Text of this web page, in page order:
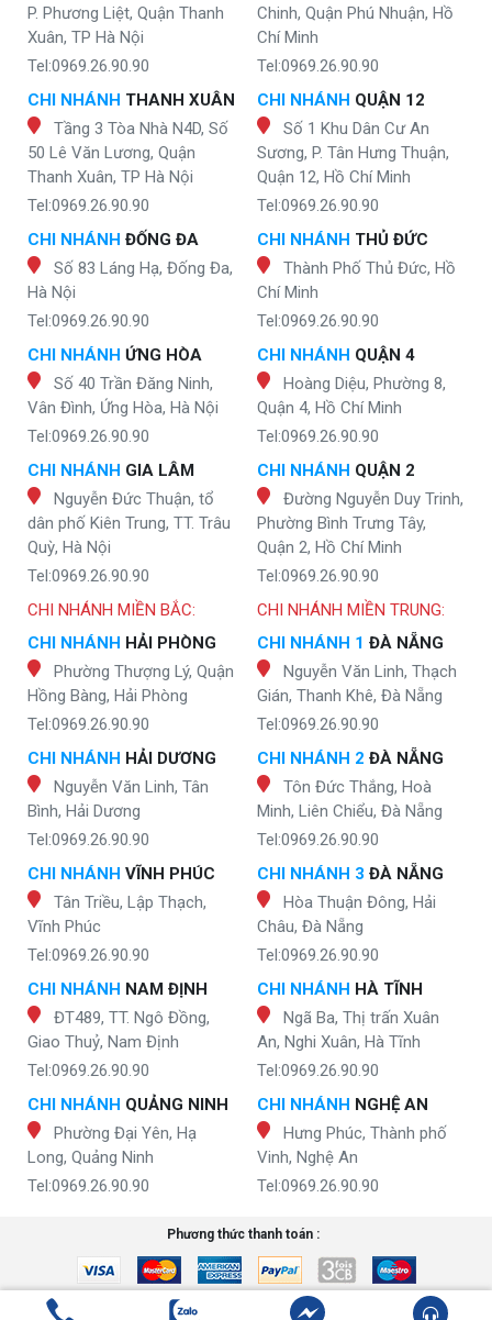
P. Phương Liệt, Quận Thanh
Xuân, TP Hà Nội
Tel:0969.26.90.90
CHI NHÁNH THANH XUÂN
Tầng 3 Tòa Nhà N4D, Số
50 Lê Văn Lương, Quận
Thanh Xuân, TP Hà Nội
Tel:0969.26.90.90
CHI NHÁNH ĐỐNG ĐA
Số 83 Láng Hạ, Đống Đa,
Hà Nội
Tel:0969.26.90.90
CHI NHÁNH ỨNG HÒA
Số 40 Trần Đăng Ninh,
Vân Đình, Ứng Hòa, Hà Nội
Tel:0969.26.90.90
CHI NHÁNH GIA LÂM
Nguyễn Đức Thuận, tổ
dân phố Kiên Trung, TT. Trâu
Quỳ, Hà Nội
Tel:0969.26.90.90
Chinh, Quận Phú Nhuận, Hồ
Chí Minh
Tel:0969.26.90.90
CHI NHÁNH QUẬN 12
Số 1 Khu Dân Cư An
Sương, P. Tân Hưng Thuận,
Quận 12, Hồ Chí Minh
Tel:0969.26.90.90
CHI NHÁNH THỦ ĐỨC
Thành Phố Thủ Đức, Hồ
Chí Minh
Tel:0969.26.90.90
CHI NHÁNH QUẬN 4
Hoàng Diệu, Phường 8,
Quận 4, Hồ Chí Minh
Tel:0969.26.90.90
CHI NHÁNH QUẬN 2
Đường Nguyễn Duy Trinh,
Phường Bình Trưng Tây,
Quận 2, Hồ Chí Minh
Tel:0969.26.90.90
CHI NHÁNH MIỀN BẮC:
CHI NHÁNH HẢI PHÒNG
Phường Thượng Lý, Quận
Hồng Bàng, Hải Phòng
Tel:0969.26.90.90
CHI NHÁNH HẢI DƯƠNG
Nguyễn Văn Linh, Tân
Bình, Hải Dương
Tel:0969.26.90.90
CHI NHÁNH VĨNH PHÚC
Tân Triều, Lập Thạch,
Vĩnh Phúc
Tel:0969.26.90.90
CHI NHÁNH NAM ĐỊNH
ĐT489, TT. Ngô Đồng,
Giao Thuỷ, Nam Định
Tel:0969.26.90.90
CHI NHÁNH QUẢNG NINH
Phường Đại Yên, Hạ
Long, Quảng Ninh
Tel:0969.26.90.90
CHI NHÁNH MIỀN TRUNG:
CHI NHÁNH 1 ĐÀ NẴNG
Nguyễn Văn Linh, Thạch
Gián, Thanh Khê, Đà Nẵng
Tel:0969.26.90.90
CHI NHÁNH 2 ĐÀ NẴNG
Tôn Đức Thắng, Hoà
Minh, Liên Chiểu, Đà Nẵng
Tel:0969.26.90.90
CHI NHÁNH 3 ĐÀ NẴNG
Hòa Thuận Đông, Hải
Châu, Đà Nẵng
Tel:0969.26.90.90
CHI NHÁNH HÀ TĨNH
Ngã Ba, Thị trấn Xuân
An, Nghi Xuân, Hà Tĩnh
Tel:0969.26.90.90
CHI NHÁNH NGHỆ AN
Hưng Phúc, Thành phố
Vinh, Nghệ An
Tel:0969.26.90.90
Phương thức thanh toán :